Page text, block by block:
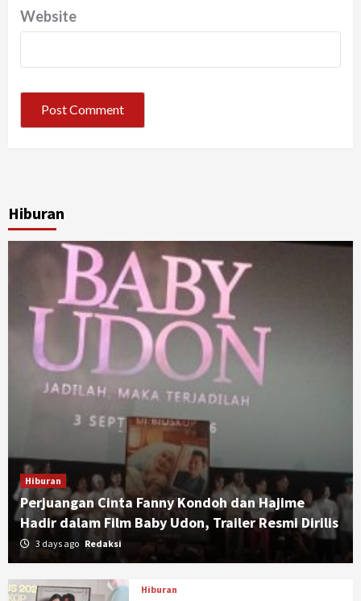
Website
Hiburan
Hiburan
Perjuangan Cinta Fanny Kondoh dan Hajime
Hadir dalam Film Baby Udon, Trailer Resmi Dirilis
3 days ago Redaksi
Hiburan